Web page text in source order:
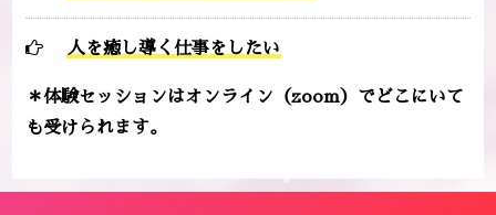
人を癒し導く仕事をしたい
＊体験セッションはオンライン（zoom）でどこにいて
も受けられます。